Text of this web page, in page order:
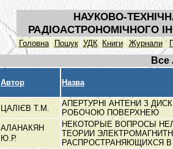
НАУКОВО-
РАДІОАСТРОНОМІЧНОГО
Головна Пошук УДК Книги Журнали
Все
Автор Назва
ЦАЛІЄВ Т.М.
АПЕРТУРНІ АНТЕНИ З
РОБОЧОЮ ПОВЕРХНЕЮ
АЛАНАКЯН
Ю.Р.
НЕКОТОРЫЕ ВОПРОСЫ
ТЕОРИИ
РАСПРОСТРАНЯЮЩИХСЯ